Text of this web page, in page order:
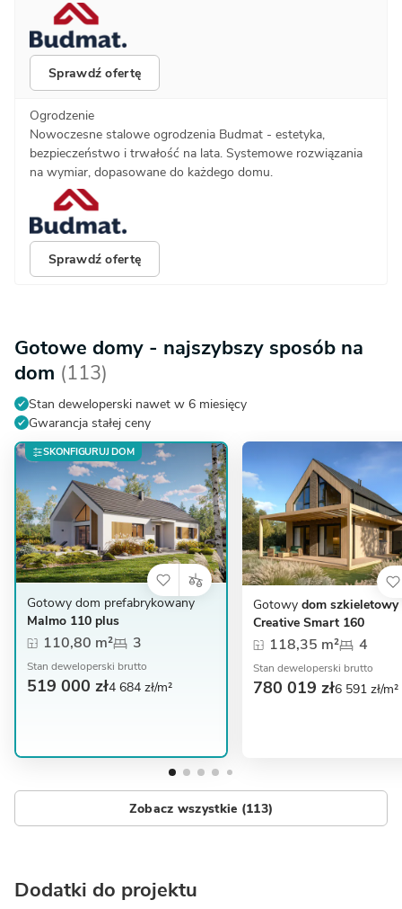
Sprawdź ofertę
Ogrodzenie
Nowoczesne stalowe ogrodzenia Budmat - estetyka,
bezpieczeństwo i trwałość na lata. Systemowe rozwiązania
na wymiar, dopasowane do każdego domu.
Sprawdź ofertę
Gotowe domy - najszybszy sposób na
dom (113)
Stan deweloperski nawet w 6 miesięcy
Gwarancja stałej ceny
SKONFIGURUJ DOM
Gotowy dom prefabrykowany
Malmo 110 plus
110,80 m² 3
Stan deweloperski brutto
519 000 zł4 684 zł/m²
Gotowy dom szkieletowy
Creative Smart 160
118,35 m² 4
Stan deweloperski brutto
780 019 zł6 591 zł/m²
Zobacz wszystkie (113)
Dodatki do projektu